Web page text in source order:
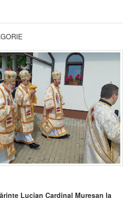
Lucian Cardinal Mureșan la